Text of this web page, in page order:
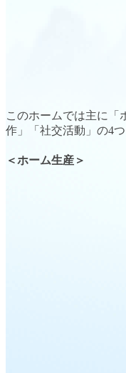
このホームでは主に
作」「社交活動」 の4
＜ホーム生産＞